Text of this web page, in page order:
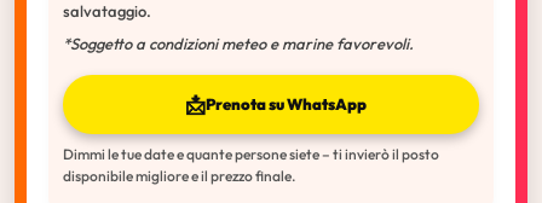
salvataggio.
*Soggetto a condizioni meteo e marine favorevoli.
📩Prenota su WhatsApp
Dimmi le tue date e quante persone siete – ti invierò il posto
disponibile migliore e il prezzo finale.